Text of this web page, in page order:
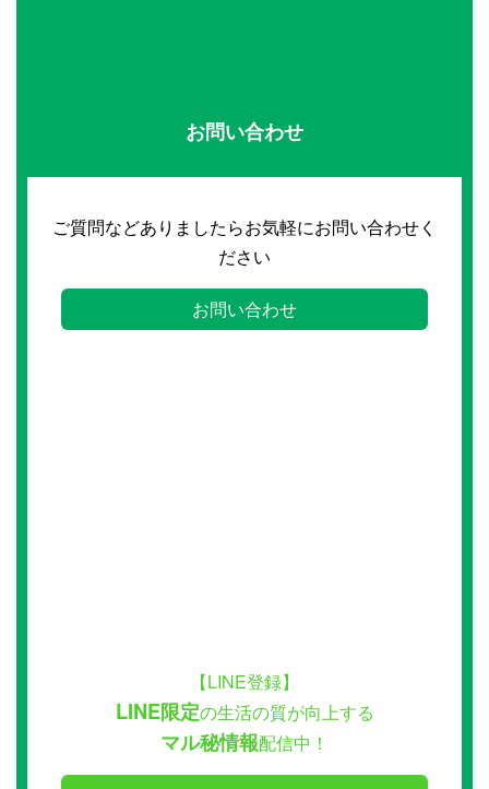
お問い合わせ
ご質問などありましたらお気軽にお問い合わせく
ださい
お問い合わせ
【LINE登録】
LINE限定の生活の質が向上する
マル秘情報配信中！